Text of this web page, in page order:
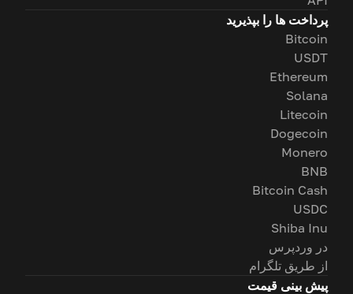
پرداخت ها را بپذیرید
Bitcoin
USDT
Ethereum
Solana
Litecoin
Dogecoin
Monero
BNB
Bitcoin Cash
USDC
Shiba Inu
در وردپرس
از طریق تلگرام
پیش بینی قیمت